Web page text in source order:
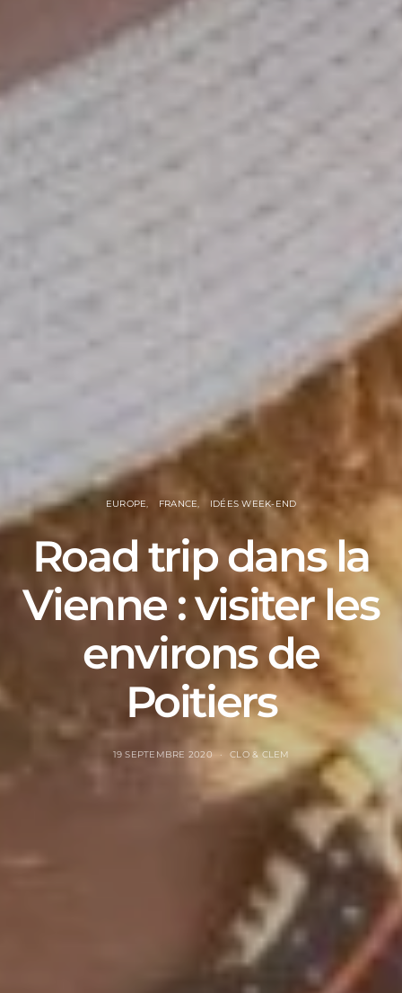
EUROPE FRANCE IDÉES WEEK-END
Road trip dans la
Vienne : visiter les
environs de
Poitiers
19 SEPTEMBRE 2020 CLO & CLEM